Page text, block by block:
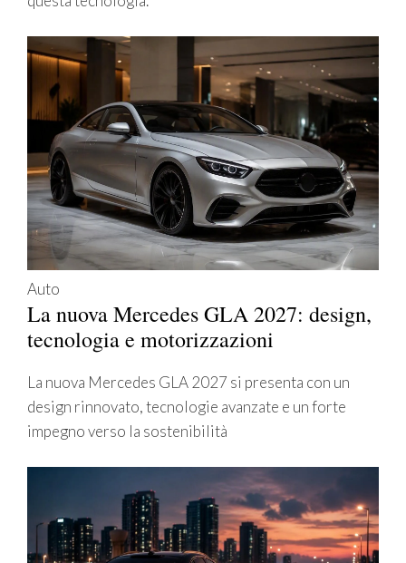
Auto
La nuova Mercedes GLA 2027: design,
tecnologia e motorizzazioni
La nuova Mercedes GLA 2027 si presenta con un
design rinnovato, tecnologie avanzate e un forte
impegno verso la sostenibilità